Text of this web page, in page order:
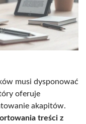
musi dysponować
oferuje
akapitów.
treści z